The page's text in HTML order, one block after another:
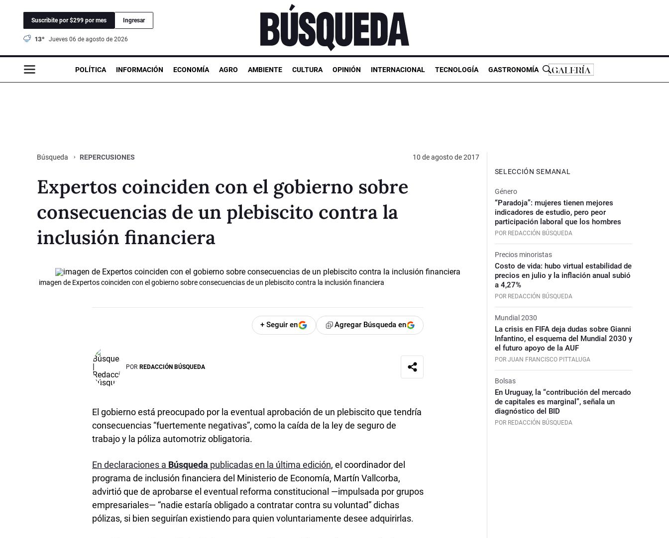
Suscribite por $299 por mes Ingresar
13° jueves 06 de agosto de 2026
POLÍTICA INFORMACIÓN ECONOMÍA AGRO AMBIENTE CULTURA OPINIÓN INTERNACIONAL TECNOLOGÍA GASTRONOMÍA
Búsqueda REPERCUSIONES 10 de agosto de 2017
Expertos coinciden con el gobierno sobre
consecuencias de un plebiscito contra la
inclusión financiera
imagen de Expertos coinciden con el gobierno sobre consecuencias de un plebiscito contra la inclusión financiera
+ Seguir en Agregar Búsqueda en
POR REDACCIÓN BÚSQUEDA
El gobierno está preocupado por la eventual aprobación de un plebiscito que tendría
consecuencias “fuertemente negativas”, como la caída de la ley de seguro de
trabajo y la póliza automotriz obligatoria.
En declaraciones a Búsqueda publicadas en la última edición, el coordinador del
programa de inclusión financiera del Ministerio de Economía, Martín Vallcorba,
advirtió que de aprobarse el eventual reforma constitucional —impulsada por grupos
empresariales— “nadie estaría obligado a contratar contra su voluntad” dichas
pólizas, si bien seguirían existiendo para quien voluntariamente desee adquirirlas.
SELECCIÓN SEMANAL
Género
“Paradoja”: mujeres tienen mejores
indicadores de estudio, pero peor
participación laboral que los hombres
POR REDACCIÓN BÚSQUEDA
Precios minoristas
Costo de vida: hubo virtual estabilidad de
precios en julio y la inflación anual subió
a 4,27%
POR REDACCIÓN BÚSQUEDA
Mundial 2030
La crisis en FIFA deja dudas sobre Gianni
Infantino, el esquema del Mundial 2030 y
el futuro apoyo de la AUF
POR JUAN FRANCISCO PITTALUGA
Bolsas
En Uruguay, la “contribución del mercado
de capitales es marginal”, señala un
diagnóstico del BID
POR REDACCIÓN BÚSQUEDA